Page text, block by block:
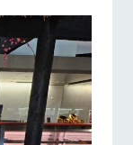
各種体験教室な
ど、楽しみなが
ら学べる様々な
アクティビティ
牧場マッ
プ
ショップ/お買い物